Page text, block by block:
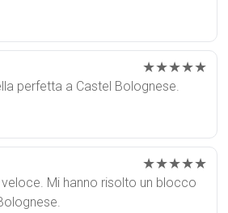
★★★★★
perfetta a Castel Bolognese.
★★★★★
Mi hanno risolto un blocco